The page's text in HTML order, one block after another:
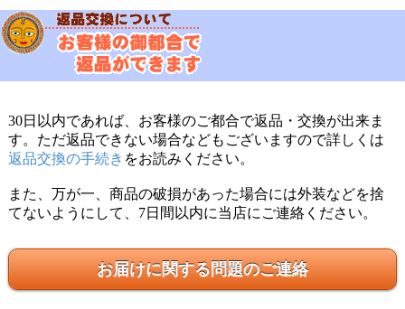
30日以内であれば、お客様のご都合で返品・交換が出来ま
す。ただ返品できない場合などもございますので詳しくは
返品交換の手続き をお読みください。
また、万が一、商品の破損があった場合には外装などを捨
てないようにして、7日間以内に当店にご連絡ください。
お届けに関する問題のご連絡